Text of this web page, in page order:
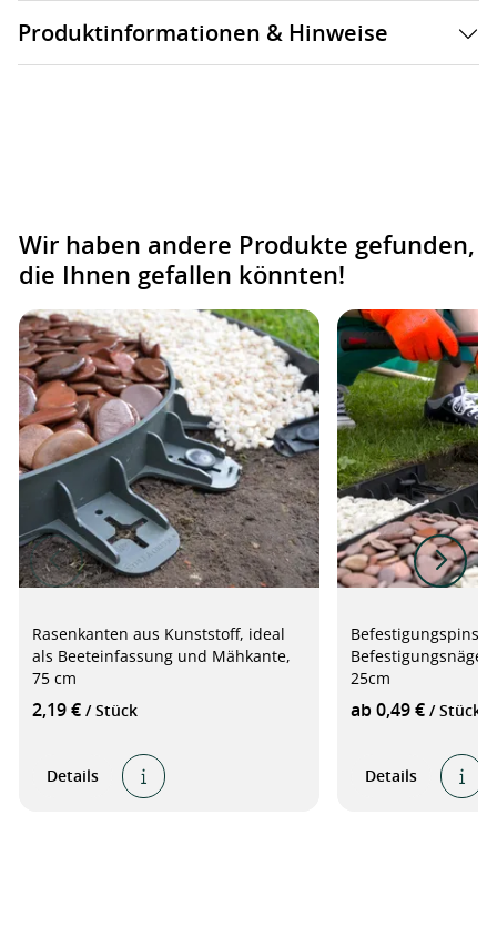
Produktinformationen & Hinweise
Wir haben andere Produkte gefunden,
die Ihnen gefallen könnten!
Rasenkanten aus Kunststoff, ideal
als Beeteinfassung und Mähkante,
75 cm
2,19 € / Stück
Details
Befestigungspins /
Befestigungsnägel
25cm
ab 0,49 € / Stück
Details